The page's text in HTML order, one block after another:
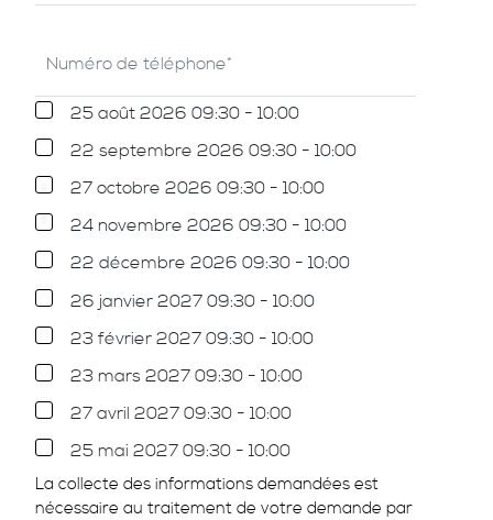
25 août 2026 09:30 - 10:00
22 septembre 2026 09:30 - 10:00
27 octobre 2026 09:30 - 10:00
24 novembre 2026 09:30 - 10:00
22 décembre 2026 09:30 - 10:00
26 janvier 2027 09:30 - 10:00
23 février 2027 09:30 - 10:00
23 mars 2027 09:30 - 10:00
27 avril 2027 09:30 - 10:00
25 mai 2027 09:30 - 10:00
La collecte des informations demandées est
nécessaire au traitement de votre demande par